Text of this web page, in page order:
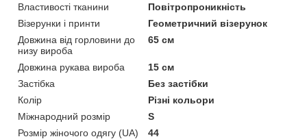
Властивості тканини
Повітропроникність
Візерунки і принти
Геометричний візерунок
Довжина від горловини до
низу вироба
65 см
Довжина рукава вироба
15 см
Застібка
Без застібки
Колір
Різні кольори
Міжнародний розмір
S
Розмір жіночого одягу (UA)
44